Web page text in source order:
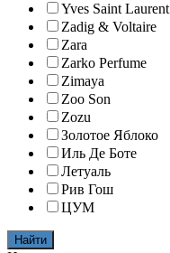
Yves Saint Laurent
Zadig & Voltaire
Zara
Zarko Perfume
Zimaya
Zoo Son
Zozu
Золотое Яблоко
Иль Де Боте
Летуаль
Рив Гош
ЦУМ
Найти